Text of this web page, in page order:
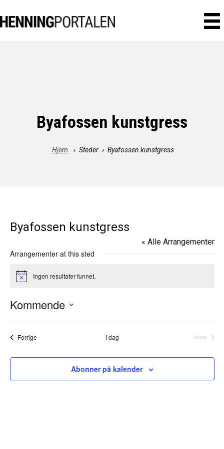
Byafossen kunstgress
Hjem › Steder › Byafossen kunstgress
Byafossen kunstgress
« Alle Arrangementer
Arrangementer at this sted
N
i
c
e
Ingen resultater funnet.
Kommende
V
g
a
ForrigeArrangementer I dag
Neste
Abonner på kalender